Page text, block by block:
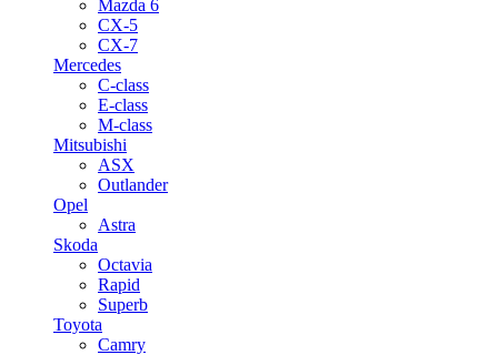
Mazda 6
CX-5
CX-7
Mercedes
C-class
E-class
M-class
Mitsubishi
ASX
Outlander
Opel
Astra
Skoda
Octavia
Rapid
Superb
Toyota
Camry